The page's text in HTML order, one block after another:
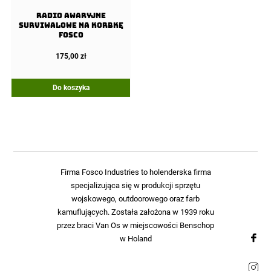
Radio Awaryjne
Surviwalowe na korbkę
Fosco
175,00 zł
Do koszyka
Firma Fosco Industries to holenderska firma
specjalizująca się w produkcji sprzętu
wojskowego, outdoorowego oraz farb
kamuflujących. Została założona w 1939 roku
przez braci Van Os w miejscowości Benschop
w Holand